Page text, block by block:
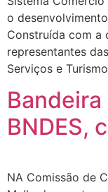
o
Construída com a
representantes
Serviços e
BNDES,
NA Comissão de